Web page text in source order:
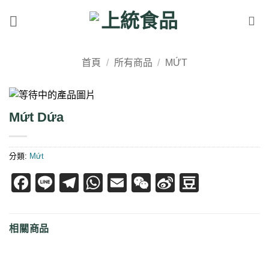
首頁 / 所有商品 / MỨT
Mứt Dứa
分類: Mứt
Facebook
LineTelegram
WhatsApp
EmailWeChat
Sina
相關商品